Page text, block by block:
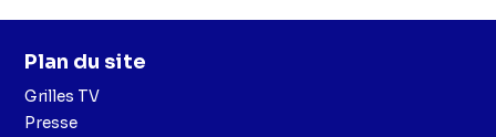
Plan du site
Grilles TV
Presse